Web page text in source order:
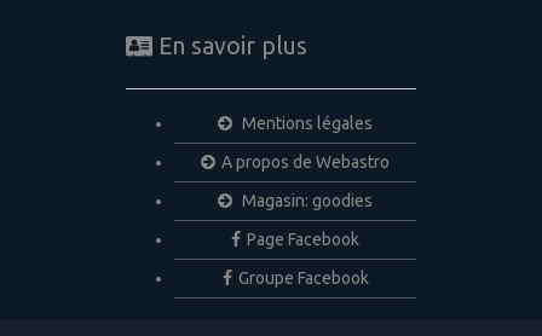
En savoir plus
Mentions légales
A propos de Webastro
Magasin: goodies
Page Facebook
Groupe Facebook